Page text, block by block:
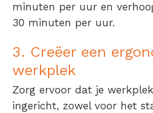
minuten per uur en
30 minuten per uur.
3. Creëer een
werkplek
Zorg ervoor dat je
ingericht, zowel voor het